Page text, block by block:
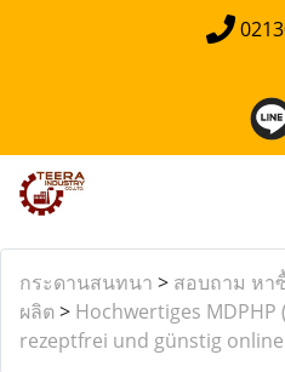
กระดานสนทนา > สอบถาม หา
ผลิต > Hochwertiges
rezeptfrei und günstig